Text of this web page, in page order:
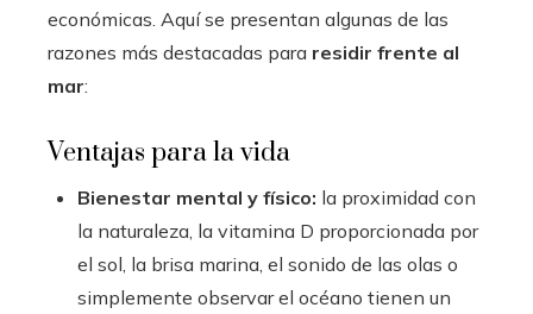
económicas. Aquí se presentan algunas de las
razones más destacadas para residir frente al
mar:
Ventajas para la vida
Bienestar mental y físico: la proximidad con
la naturaleza, la vitamina D proporcionada por
el sol, la brisa marina, el sonido de las olas o
simplemente observar el océano tienen un